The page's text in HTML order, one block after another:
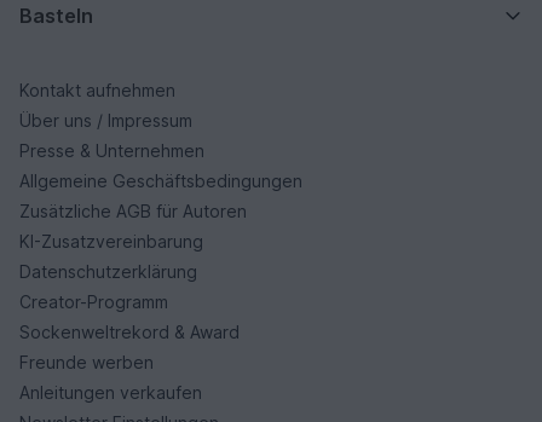
Basteln
Kontakt aufnehmen
Über uns / Impressum
Presse & Unternehmen
Allgemeine Geschäftsbedingungen
Zusätzliche AGB für Autoren
KI-Zusatzvereinbarung
Datenschutzerklärung
Creator-Programm
Sockenweltrekord & Award
Freunde werben
Anleitungen verkaufen